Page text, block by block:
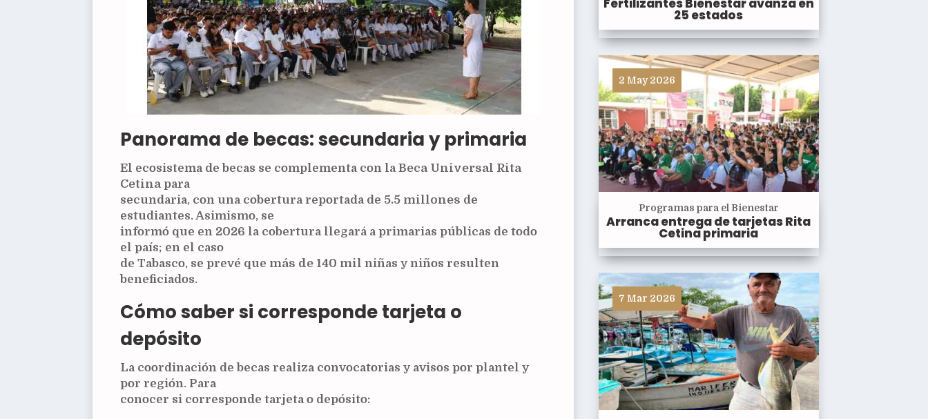
Panorama de becas: secundaria y primaria
El ecosistema de becas se complementa con laBeca Universal Rita
Cetinapara
secundaria, con una cobertura reportada de 5.5 millones de
estudiantes. Asimismo, se
informó que en 2026 la cobertura llegará a primarias públicas de todo
el país; en el caso
de Tabasco, se prevé que más de 140 mil niñas y niños resulten
beneficiados.
Cómo saber si corresponde tarjeta o
depósito
La coordinación de becas realiza convocatorias y avisos por plantel y
por región. Para
conocer si corresponde tarjeta o depósito:
25 estados
2 May 2026
Programas para el Bienestar
Arranca entrega de tarjetas Rita
Cetina primaria
7 Mar 2026